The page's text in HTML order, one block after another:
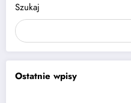
Szukaj
Ostatnie wpisy